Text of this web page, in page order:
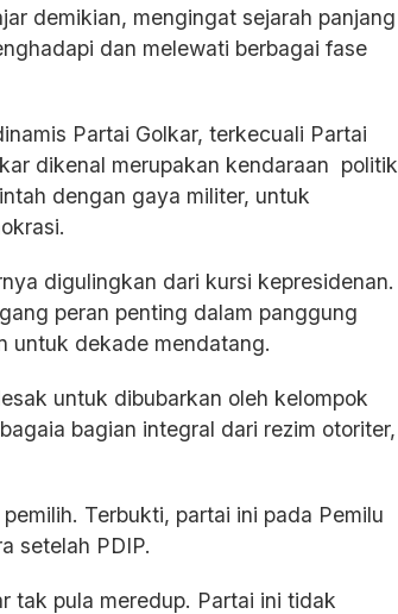
demikian, mengingat sejarah panjang
dan melewati berbagai fase
Partai Golkar, terkecuali Partai
dikenal merupakan kendaraan politik
dengan gaya militer, untuk
digulingkan dari kursi kepresidenan.
peran penting dalam panggung
untuk dekade mendatang.
untuk dibubarkan oleh kelompok
bagian integral dari rezim otoriter,
Terbukti, partai ini pada Pemilu
setelah PDIP.
tak pula meredup. Partai ini tidak